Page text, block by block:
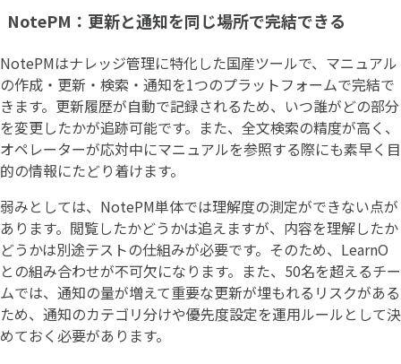
NotePM：更新と通知を同じ場所で完結できる
NotePMはナレッジ管理に特化した国産ツールで、マニュアル
の作成・更新・検索・通知を1つのプラットフォームで完結で
きます。更新履歴が自動で記録されるため、いつ誰がどの部分
を変更したかが追跡可能です。また、全文検索の精度が高く、
オペレーターが応対中にマニュアルを参照する際にも素早く目
的の情報にたどり着けます。
弱みとしては、NotePM単体では理解度の測定ができない点が
あります。閲覧したかどうかは追えますが、内容を理解したか
どうかは別途テストの仕組みが必要です。そのため、LearnO
との組み合わせが不可欠になります。また、50名を超えるチー
ムでは、通知の量が増えて重要な更新が埋もれるリスクがある
ため、通知のカテゴリ分けや優先度設定を運用ルールとして決
めておく必要があります。